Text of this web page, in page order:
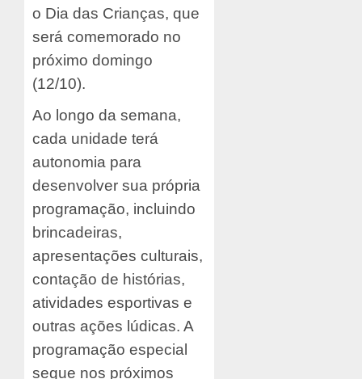
o Dia das Crianças, que
será comemorado no
próximo domingo
(12/10).
Ao longo da semana,
cada unidade terá
autonomia para
desenvolver sua própria
programação, incluindo
brincadeiras,
apresentações culturais,
contação de histórias,
atividades esportivas e
outras ações lúdicas. A
programação especial
segue nos próximos